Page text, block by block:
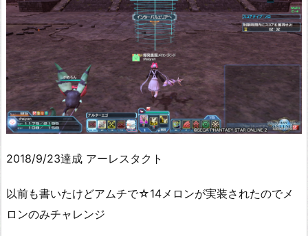
2018/9/23達成 アーレスタクト
以前も書いたけどアムチで☆14メロンが実装されたのでメ
ロンのみチャレンジ